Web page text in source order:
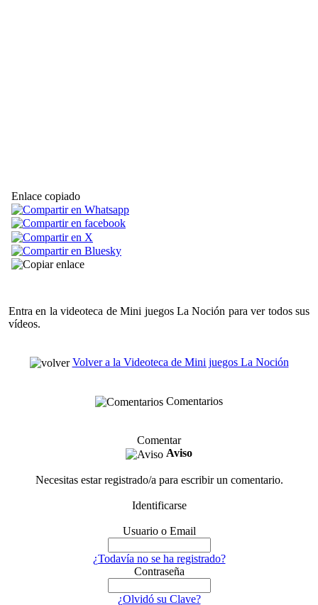
Enlace copiado
Entra en la videoteca de Mini juegos La Noción para ver todos sus
vídeos.
Volver a la Videoteca de Mini juegos La Noción
Comentarios
Comentar
Aviso
Necesitas estar registrado/a para escribir un comentario.
Identificarse
Usuario o Email
¿Todavía no se ha registrado?
Contraseña
¿Olvidó su Clave?